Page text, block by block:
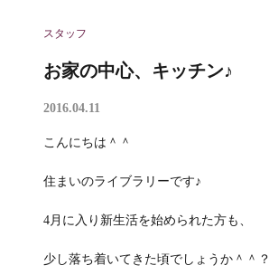
スタッフ
お家の中心、キッチン♪
2016.04.11
こんにちは＾＾
住まいのライブラリーです♪
4月に入り新生活を始められた方も、
少し落ち着いてきた頃でしょうか＾＾？